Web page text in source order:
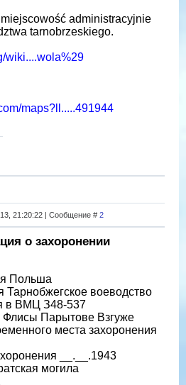
administracyjnie
tarnobrzeskiego.
wiki....wola%29
maps?ll.....491944
21:20:22 | Сообщение # 2
о захоронении
Польша
Тарнобжегское воеводство
в ВМЦ З48-537
Флисы Парытове Взгуже
места захоронения
__.__.1943
могила